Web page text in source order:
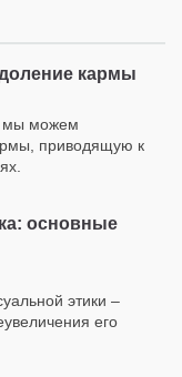
кармы
мы можем
приводящую к
основные
этики –
его